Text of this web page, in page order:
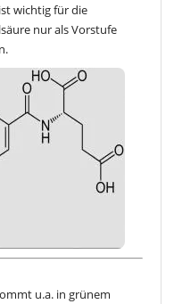
wichtig für die
nur als Vorstufe
u.a. in grünem